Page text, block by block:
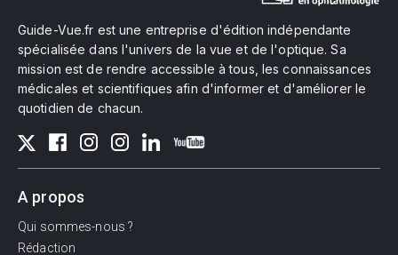
Guide-Vue.fr est une entreprise d'édition indépendante
spécialisée dans l'univers de la vue et de l'optique. Sa
mission est de rendre accessible à tous, les connaissances
médicales et scientifiques afin d'informer et d'améliorer le
quotidien de chacun.
A propos
Qui sommes-nous ?
Rédaction